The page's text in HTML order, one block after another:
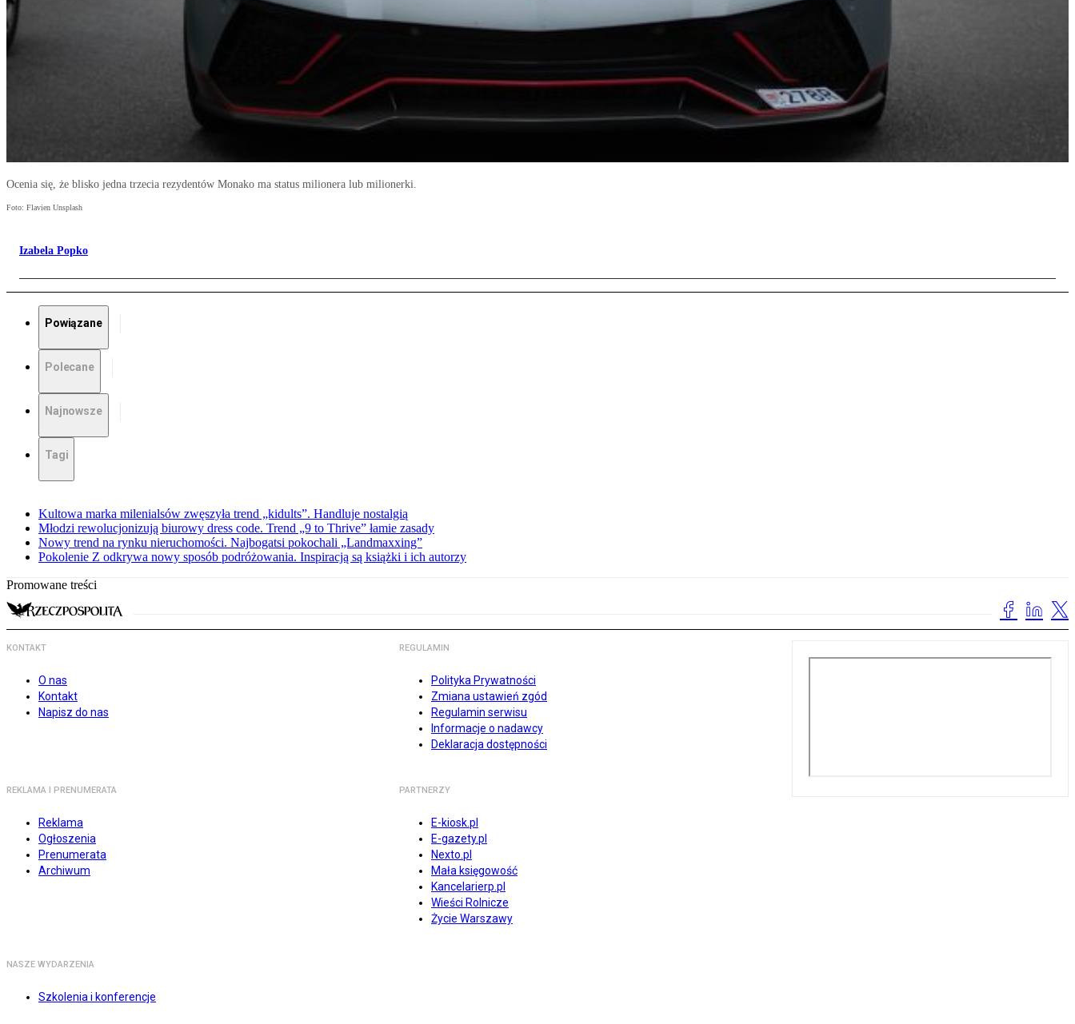
Ocenia się, że blisko jedna trzecia rezydentów Monako ma status milionera lub milionerki.
Foto: Flavien Unsplash
Izabela Popko
Powiązane
Polecane
Najnowsze
Tagi
Kultowa marka milenialsów zwęszyła trend „kidults”. Handluje nostalgią
Młodzi rewolucjonizują biurowy dress code. Trend „9 to Thrive” łamie zasady
Nowy trend na rynku nieruchomości. Najbogatsi pokochali „Landmaxxing”
Pokolenie Z odkrywa nowy sposób podróżowania. Inspiracją są książki i ich autorzy
Promowane treści
KONTAKT
O nas
Kontakt
Napisz do nas
REGULAMIN
Polityka Prywatności
Zmiana ustawień zgód
Regulamin serwisu
Informacje o nadawcy
Deklaracja dostępności
REKLAMA I PRENUMERATA
Reklama
Ogłoszenia
Prenumerata
Archiwum
PARTNERZY
E-kiosk.pl
E-gazety.pl
Nexto.pl
Mała księgowość
Kancelarierp.pl
Wieści Rolnicze
Życie Warszawy
NASZE WYDARZENIA
Szkolenia i konferencje